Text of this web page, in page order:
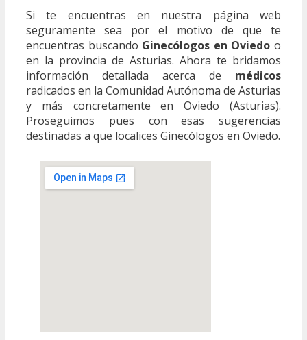
Si te encuentras en nuestra página web
seguramente sea por el motivo de que te
encuentras buscando Ginecólogos en Oviedo o
en la provincia de Asturias. Ahora te bridamos
información detallada acerca de médicos
radicados en la Comunidad Autónoma de Asturias
y más concretamente en Oviedo (Asturias).
Proseguimos pues con esas sugerencias
destinadas a que localices Ginecólogos en Oviedo.